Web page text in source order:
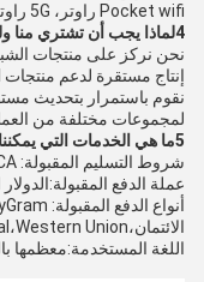
Pocket wifi راوتر، 5G راوتر
4لماذا يجب أن تشتري منا وليس من الموردين الآخرين؟
نقوم باستمرار بتحديث
لمجموعات مختلفة من
5ما هي الخدمات التي يمكننا تقديمها؟
شروط التسليم المقبولة: FOB,CFR,CIF,EXW,FCA
عملة الدفع
الائتمان،PayPal،Western Union، النقدية،إسكرو؛
اللغة المستخدمة:معظمها